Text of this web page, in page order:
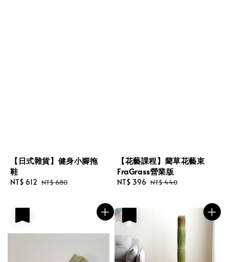
【日式雜貨】健身小腳拖
鞋
Sale
NT$ 612 Regular
NT$ 680
【花藝課程】藺草花藝束
FraGrass營業版
Sale
NT$ 396 Regular
NT$ 440